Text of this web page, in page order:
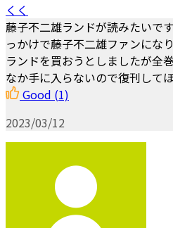
くく
藤子不二雄ランドが読みたいで
っかけで藤子不二雄ファンにな
ランドを買おうとしましたが全
なか手に入らないので復刊して
Good (1)
2023/03/12